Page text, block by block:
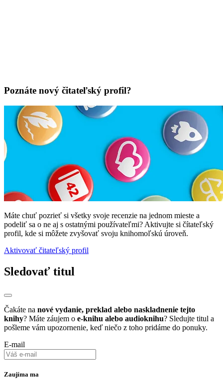
Poznáte nový čitateľský profil?
Máte chuť pozrieť si všetky svoje recenzie na jednom mieste a
podeliť sa o ne aj s ostatnými používateľmi? Aktivujte si čítateľský
profil, kde si môžete zvyšovať svoju knihomoľskú úroveň.
Aktivovať čitateľský profil
Sledovať titul
Čakáte na nové vydanie, preklad alebo naskladnenie tejto
knihy? Máte záujem o e-knihu alebo audioknihu? Sledujte titul a
pošleme vám upozornenie, keď niečo z toho pridáme do ponuky.
E-mail
Zaujíma ma